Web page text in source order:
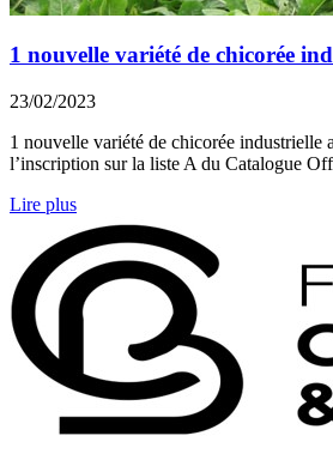
1 nouvelle variété de chicorée
23/02/2023
1 nouvelle variété de chicorée industrielle
l’inscription sur la liste A du Catalogue
Lire plus